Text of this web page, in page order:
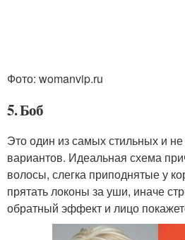
Фото: womanvip.ru
5. Боб
Это один из самых стильных и
вариантов. Идеальная схема
волосы, слегка приподнятые у
прятать локоны за уши, иначе
обратный эффект и лицо